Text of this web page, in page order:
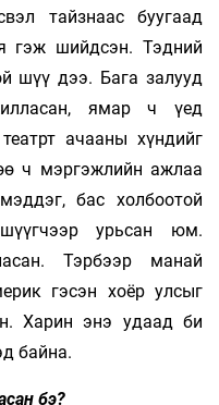
тайзнаас буугаад
гэж шийдсэн. Тэдний
шүү дээ. Бага залууд
ямар ч үед
ачааны хүндийг
ч мэргэжлийн ажлаа
бас холбоотой
урьсан юм.
Тэрбээр манай
гэсэн хоёр улсыг
Харин энэ удаад би
байна.
бэ?